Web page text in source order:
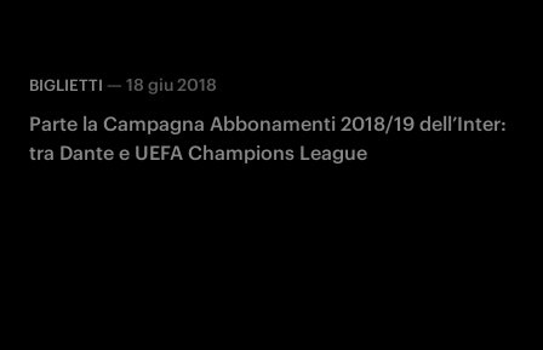
BIGLIETTI — 18 giu 2018
Parte la Campagna Abbonamenti 2018/19 dell’Inter:
tra Dante e UEFA Champions League